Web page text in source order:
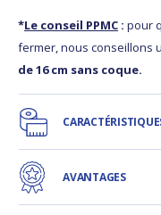
*Le conseil PPMC : pour
fermer, nous conseillons
de 16 cm sans coque.
AVANTAGES